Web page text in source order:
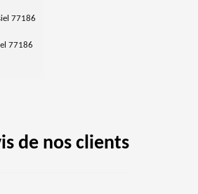
77186
77186
de nos clients